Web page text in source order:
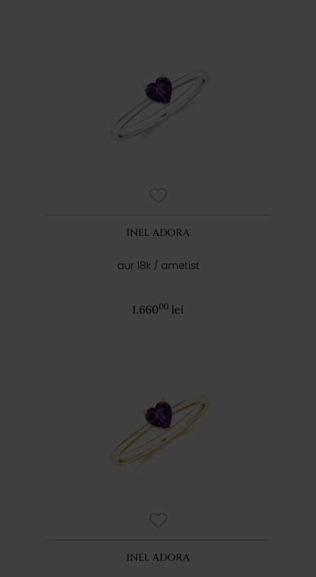
INEL ADORA
aur 18k / ametist
1.66000 lei
INEL ADORA